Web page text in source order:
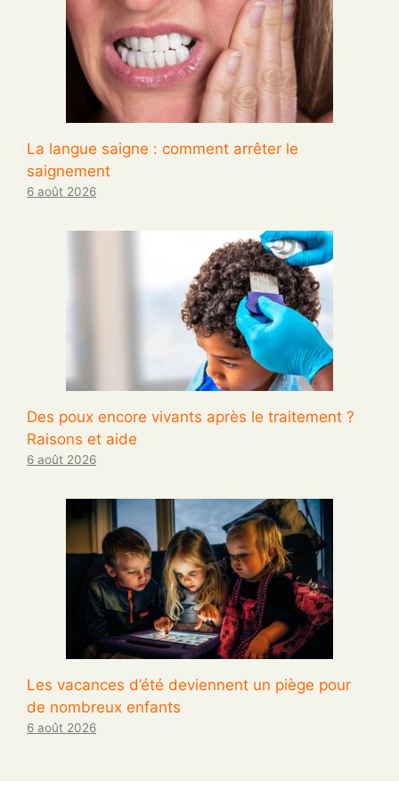
La langue saigne : comment arrêter le
saignement
6 août 2026
Des poux encore vivants après le traitement ?
Raisons et aide
6 août 2026
Les vacances d’été deviennent un piège pour
de nombreux enfants
6 août 2026